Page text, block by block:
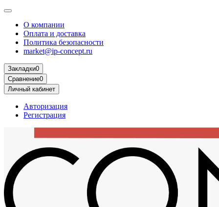
О компании
Оплата и доставка
Политика безопасности
market@ip-concept.ru
Закладки0
Сравнение0
Личный кабинет
Авторизация
Регистрация